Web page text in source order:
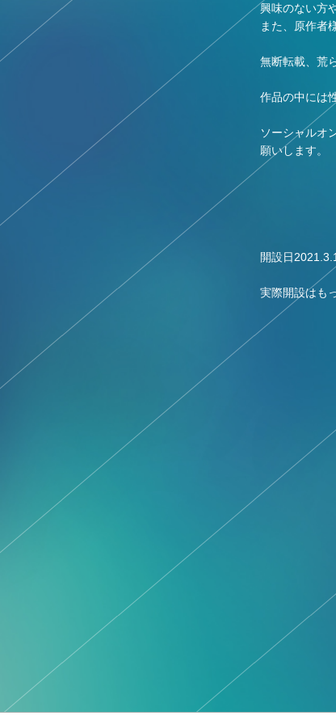
興味のない方
また、原作者
無断転載、荒
作品の中には
ソーシャルオ
願いします。
開設日
実際開設はも